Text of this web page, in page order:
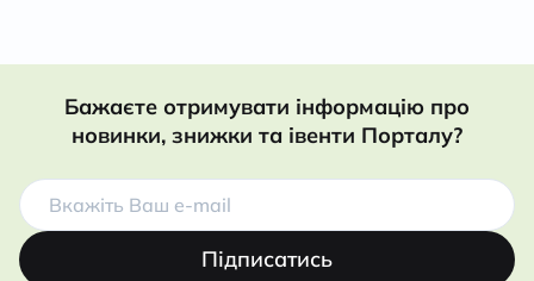
Бажаєте отримувати інформацію про
новинки, знижки та івенти Порталу?
Підписатись